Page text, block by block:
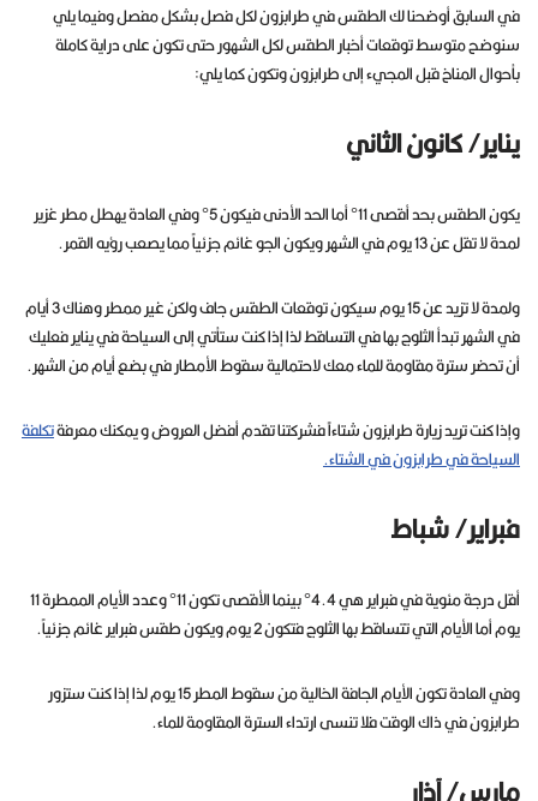
في السابق أوضحنا لك الطقس في طرابزون لكل فصل بشكل مفصل وفيما يلي
سنوضح متوسط توقعات أخبار الطقس لكل الشهور حتى تكون على دراية كاملة
بأحوال المناخ قبل المجيء إلى طرابزون وتكون كما يلي:
يناير/ كانون الثاني
يكون الطقس بحد أقصى 11° أما الحد الأدنى فيكون 5° وفي العادة يهطل مطر غزير
لمدة لا تقل عن 13 يوم في الشهر ويكون الجو غائم جزئياً مما يصعب رؤيه القمر.
ولمدة لا تزيد عن 15 يوم سيكون توقعات الطقس جاف ولكن غير ممطر وهناك 3 أيام
في الشهر تبدأ الثلوج بها في التساقط لذا إذا كنت ستأتي إلى السياحة في يناير فعليك
أن تحضر سترة مقاومة للماء معك لاحتمالية سقوط الأمطار في بضع أيام من الشهر.
وإذا كنت تريد زيارة طرابزون شتاءاً فشركتنا تقدم أفضل العروض و يمكنك معرفةتكلفة
السياحة في طرابزون في الشتاء.
فبراير/ شباط
أقل درجة مئوية في فبراير هي 4.4° بينما الأقصى تكون 11° وعدد الأيام الممطرة 11
يوم أما الأيام التي تتساقط بها الثلوج فتكون 2 يوم ويكون طقس فبراير غائم جزئياً.
وفي العادة تكون الأيام الجافة الخالية من سقوط المطر 15 يوم لذا إذا كنت ستزور
طرابزون في ذاك الوقت فلا تنسى ارتداء السترة المقاومة للماء.